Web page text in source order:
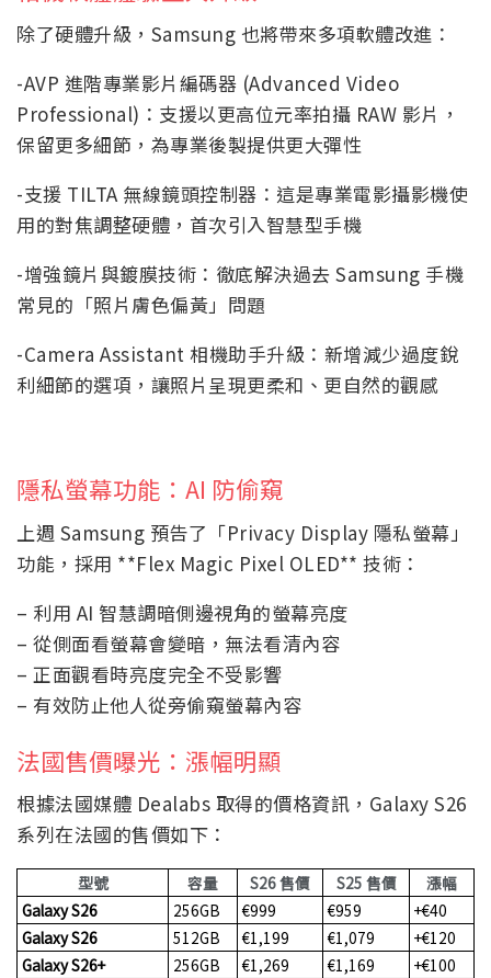
除了硬體升級，Samsung 也將帶來多項軟體改進：
-AVP 進階專業影片編碼器 (Advanced Video
Professional)：支援以更高位元率拍攝 RAW 影片，
保留更多細節，為專業後製提供更大彈性
-支援 TILTA 無線鏡頭控制器：這是專業電影攝影機使
用的對焦調整硬體，首次引入智慧型手機
-增強鏡片與鍍膜技術：徹底解決過去 Samsung 手機
常見的「照片膚色偏黃」問題
-Camera Assistant 相機助手升級：新增減少過度銳
利細節的選項，讓照片呈現更柔和、更自然的觀感
隱私螢幕功能：AI 防偷窺
上週 Samsung 預告了「Privacy Display 隱私螢幕」
功能，採用 **Flex Magic Pixel OLED** 技術：
– 利用 AI 智慧調暗側邊視角的螢幕亮度
– 從側面看螢幕會變暗，無法看清內容
– 正面觀看時亮度完全不受影響
– 有效防止他人從旁偷窺螢幕內容
法國售價曝光：漲幅明顯
根據法國媒體 Dealabs 取得的價格資訊，Galaxy S26
系列在法國的售價如下：
型號 容量 S26 售價 S25 售價
漲幅
Galaxy S26
256GB €999 €959
+€40
Galaxy S26
512GB €1,199 €1,079
+€120
Galaxy S26+
256GB €1,269 €1,169
+€100